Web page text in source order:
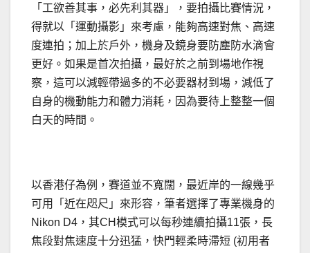
「工欲善其事，必先利其器」，要拍攝比賽情況，
得就以「運動攝影」來考慮，能夠高速對焦、高速
度連拍；加上於戶外，機身及鏡身要防塵防水滴會
更好。如果是首次拍攝，最好於之前到場地作視
察，這可以減輕帶過多的不必要器材到場，減低了
自身的機動能力和體力消耗，因為要待上整整一個
白天的時間。
以香港仔為例，賽道並不寬闊，最近岸的一線幾乎
可用「近在咫尺」來形容，筆者選擇了專業機身的
Nikon D4，其CH模式可以每秒連續拍攝11張，長
焦段對焦速度十分迅猛，快門輕柔時滯短 (初用者